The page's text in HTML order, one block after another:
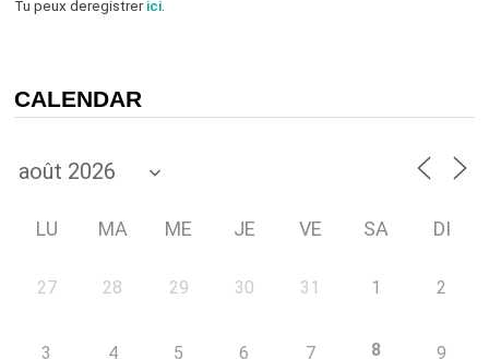
Tu peux deregistrerici.
CALENDAR
LU MA ME JE VE SA DI
27 28 29 30 31 1 2
3 4 5 6 7 8 9